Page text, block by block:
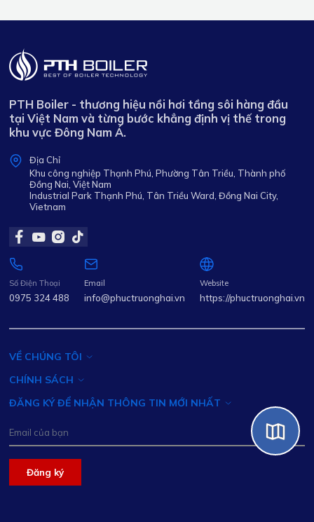
PTH Boiler - thương hiệu nồi hơi tầng sôi hàng đầu
tại Việt Nam và từng bước khẳng định vị thế trong
khu vực Đông Nam Á.
Địa Chỉ
Khu công nghiệp Thạnh Phú, Phường Tân Triều, Thành phố
Đồng Nai, Việt Nam
Industrial Park Thạnh Phú, Tân Triều Ward, Đồng Nai City,
Vietnam
Số Điện Thoại
0975 324 488
Email
info@phuctruonghai.vn
Website
https://phuctruonghai.vn
VỀ CHÚNG TÔI
CHÍNH SÁCH
ĐĂNG KÝ ĐỂ NHẬN THÔNG TIN MỚI NHẤT
Đăng ký